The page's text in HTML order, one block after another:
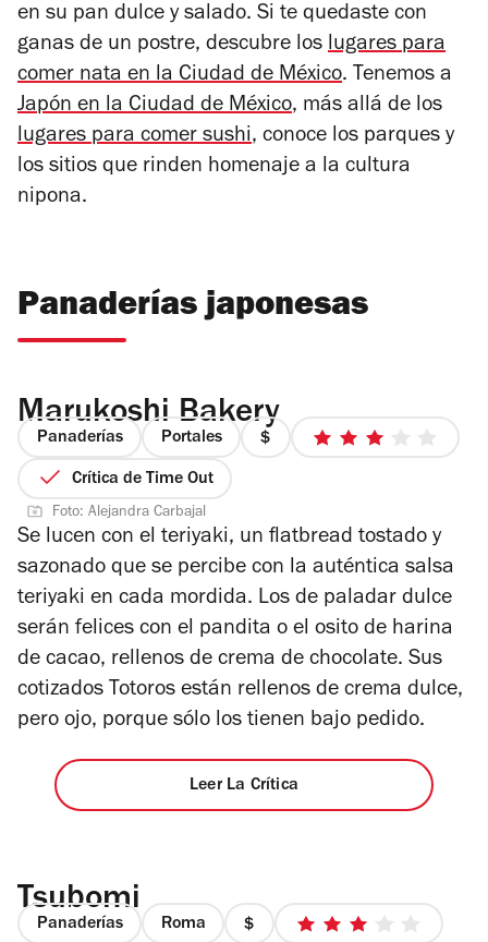
en su pan dulce y salado. Si te quedaste con
ganas de un postre, descubre los lugares para
comer nata en la Ciudad de México. Tenemos a
Japón en la Ciudad de México, más allá de los
lugares para comer sushi, conoce los parques y
los sitios que rinden homenaje a la cultura
nipona.
Panaderías japonesas
Marukoshi Bakery
Panaderías Portales
precio
4
3
estrellas
Crítica de Time Out
Foto: Alejandra Carbajal
Se lucen con el teriyaki, un flatbread tostado y
sazonado que se percibe con la auténtica salsa
teriyaki en cada mordida. Los de paladar dulce
serán felices con el pandita o el osito de harina
de cacao, rellenos de crema de chocolate. Sus
cotizados Totoros están rellenos de crema dulce,
pero ojo, porque sólo los tienen bajo pedido.
Leer La Crítica
Tsubomi
Panaderías Roma
precio
3